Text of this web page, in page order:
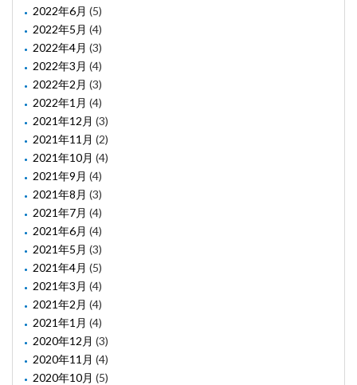
2022年6月 (5)
2022年5月 (4)
2022年4月 (3)
2022年3月 (4)
2022年2月 (3)
2022年1月 (4)
2021年12月 (3)
2021年11月 (2)
2021年10月 (4)
2021年9月 (4)
2021年8月 (3)
2021年7月 (4)
2021年6月 (4)
2021年5月 (3)
2021年4月 (5)
2021年3月 (4)
2021年2月 (4)
2021年1月 (4)
2020年12月 (3)
2020年11月 (4)
2020年10月 (5)